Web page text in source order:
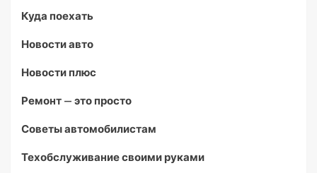
Куда поехать
Новости авто
Новости плюс
Ремонт — это просто
Советы автомобилистам
Техобслуживание своими руками